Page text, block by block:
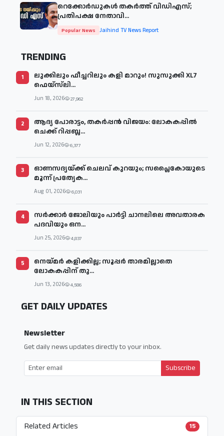
റെക്കോർഡുകൾ തകർത്ത് വിഡിഎസ്;
പ്രതിപക്ഷ നേതാവി...
Popular News Jaihind TV News Report
TRENDING
1
ലുക്കിലും ഫീച്ചറിലും കളി മാറും! സുസുക്കി XL7
ഫെയ്‌സ്‌ലി...
Jun 18, 2026 27,962
2
ആദ്യ പോരാട്ടം, തകർപ്പൻ വിജയം: ലോകകപ്പിൽ
ചെക്ക് റിപ്പബ്ല...
Jun 12, 2026 6,377
3
ഓണസദ്യയ്ക്ക് ചെലവ് കുറയും; സപ്ലൈകോയുടെ
മൂന്ന് പ്രത്യേക...
Aug 01, 2026 6,031
4
സര്‍ക്കാര്‍ ജോലിയും പാര്‍ട്ടി ചാനലിലെ അവതാരക
പദവിയും ഒന...
Jun 25, 2026 4,837
5
നെയ്മര്‍ കളിക്കില്ല; സൂപ്പര്‍ താരമില്ലാതെ
ലോകകപ്പിന് തു...
Jun 13, 2026 4,586
GET DAILY UPDATES
Newsletter
Get daily news updates directly to your inbox.
Subscribe
IN THIS SECTION
Related Articles 15